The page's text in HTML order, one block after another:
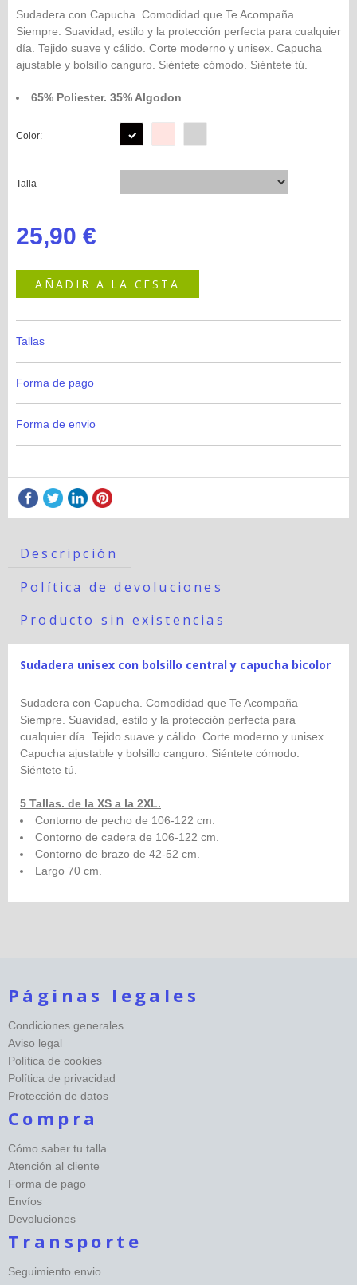
Sudadera con Capucha. Comodidad que Te Acompaña
Siempre. Suavidad, estilo y la protección perfecta para cualquier
día. Tejido suave y cálido. Corte moderno y unisex. Capucha
ajustable y bolsillo canguro. Siéntete cómodo. Siéntete tú.
65% Poliester. 35% Algodon
Color:
Talla
25,90 €
AÑADIR A LA CESTA
Tallas
Forma de pago
Forma de envio
Descripción
Política de devoluciones
Producto sin existencias
Sudadera unisex con bolsillo central y capucha bicolor
Sudadera con Capucha. Comodidad que Te Acompaña
Siempre. Suavidad, estilo y la protección perfecta para
cualquier día. Tejido suave y cálido. Corte moderno y unisex.
Capucha ajustable y bolsillo canguro. Siéntete cómodo.
Siéntete tú.
5 Tallas. de la XS a la 2XL.
Contorno de pecho de 106-122 cm.
Contorno de cadera de 106-122 cm.
Contorno de brazo de 42-52 cm.
Largo 70 cm.
Páginas legales
Condiciones generales
Aviso legal
Política de cookies
Política de privacidad
Protección de datos
Compra
Cómo saber tu talla
Atención al cliente
Forma de pago
Envíos
Devoluciones
Transporte
Seguimiento envio